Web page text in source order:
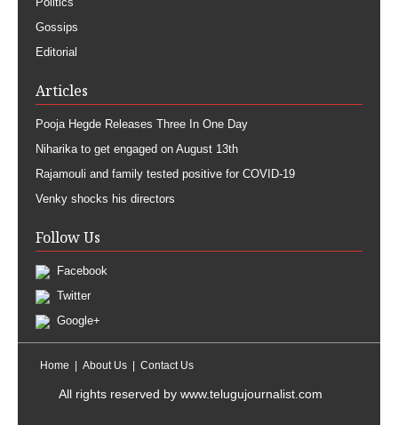
Gossips
Editorial
Articles
Pooja Hegde Releases Three In One Day
Niharika to get engaged on August 13th
Rajamouli and family tested positive for COVID-19
Venky shocks his directors
Follow Us
Facebook
Twitter
Google+
Home About Us Contact Us
All rights reserved by www.telugujournalist.com